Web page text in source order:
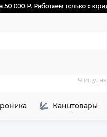
Я ищу,
Канцтовары